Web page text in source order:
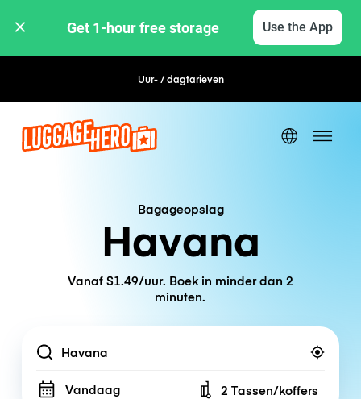
Get 1-hour free storage Use the App
Uur- / dagtarieven Flexibel boeken
Bagageopslag
Havana
Vanaf $1.49/uur. Boek in minder dan 2
minuten.
Location
Vandaag Number of bags
2 Tassen/koffers